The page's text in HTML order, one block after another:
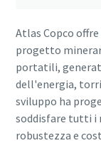
Atlas Copco
progetto
portatili,
dell'energia,
sviluppo ha
soddisfare tutti i
robustezza e